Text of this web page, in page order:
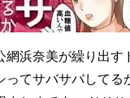
網浜奈美が繰り出す
ってサバサバしてる